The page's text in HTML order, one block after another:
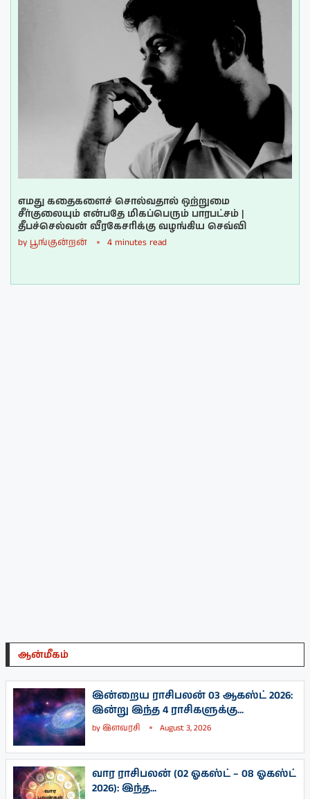
எமது கதைகளைச் சொல்வதால் ஒற்றுமை
சீர்குலையும் என்பதே மிகப்பெரும் பாரபட்சம் |
தீபச்செல்வன் வீரகேசரிக்கு வழங்கிய செவ்வி
by பூங்குன்றன் 4 minutes read
ஆன்மீகம்
இன்றைய ராசிபலன் 03 ஆகஸ்ட் 2026:
இன்று இந்த 4 ராசிகளுக்கு...
byஇளவரசி August 3, 2026
வார ராசிபலன் (02 ஓகஸ்ட் – 08 ஓகஸ்ட்
2026): இந்த...